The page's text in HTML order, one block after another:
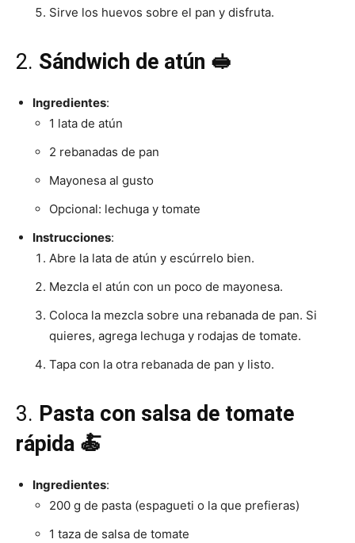
Sirve los huevos sobre el pan y disfruta.
2. Sándwich de atún 🥪
Ingredientes:
1 lata de atún
2 rebanadas de pan
Mayonesa al gusto
Opcional: lechuga y tomate
Instrucciones:
Abre la lata de atún y escúrrelo bien.
Mezcla el atún con un poco de mayonesa.
Coloca la mezcla sobre una rebanada de pan. Si
quieres, agrega lechuga y rodajas de tomate.
Tapa con la otra rebanada de pan y listo.
3. Pasta con salsa de tomate
rápida 🍝
Ingredientes:
200 g de pasta (espagueti o la que prefieras)
1 taza de salsa de tomate